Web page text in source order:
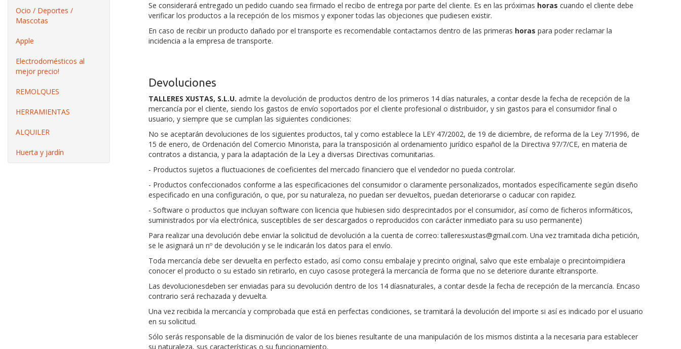
Ocio / Deportes /
Mascotas
Apple
Electrodomésticos al
mejor precio!
REMOLQUES
HERRAMIENTAS
ALQUILER
Huerta y jardín
Se considerará entregado un pedido cuando sea firmado el recibo de entrega por parte del cliente. Es en las próximas horas cuando el cliente debe
verificar los productos a la recepción de los mismos y exponer todas las objeciones que pudiesen existir.
En caso de recibir un producto dañado por el transporte es recomendable contactarnos dentro de las primeras horas para poder reclamar la
incidencia a la empresa de transporte.
Devoluciones
TALLERES XUSTAS, S.L.U. admite la devolución de productos dentro de los primeros 14 días naturales, a contar desde la fecha de recepción de la
mercancía por el cliente, siendo los gastos de envío soportados por el cliente profesional o distribuidor, y sin gastos para el consumidor final o
usuario, y siempre que se cumplan las siguientes condiciones:
No se aceptarán devoluciones de los siguientes productos, tal y como establece la LEY 47/2002, de 19 de diciembre, de reforma de la Ley 7/1996, de
15 de enero, de Ordenación del Comercio Minorista, para la transposición al ordenamiento jurídico español de la Directiva 97/7/CE, en materia de
contratos a distancia, y para la adaptación de la Ley a diversas Directivas comunitarias.
- Productos sujetos a fluctuaciones de coeficientes del mercado financiero que el vendedor no pueda controlar.
- Productos confeccionados conforme a las especificaciones del consumidor o claramente personalizados, montados específicamente según diseño
especificado en una configuración, o que, por su naturaleza, no puedan ser devueltos, puedan deteriorarse o caducar con rapidez.
- Software o productos que incluyan software con licencia que hubiesen sido desprecintados por el consumidor, así como de ficheros informáticos,
suministrados por vía electrónica, susceptibles de ser descargados o reproducidos con carácter inmediato para su uso permanente)
Para realizar una devolución debe enviar la solicitud de devolución a la cuenta de correo:talleresxustas@gmail.com. Una vez tramitada dicha petición,
se le asignará un nº de devolución y se le indicarán los datos para el envío.
Toda mercancía debe ser devuelta en perfecto estado, así como consu embalaje y precinto original, salvo que este embalaje o precintoimpidiera
conocer el producto o su estado sin retirarlo, en cuyo casose protegerá la mercancía de forma que no se deteriore durante eltransporte.
Las devolucionesdeben ser enviadas para su devolución dentro de los 14 díasnaturales, a contar desde la fecha de recepción de la mercancía. Encaso
contrario será rechazada y devuelta.
Una vez recibida la mercancía y comprobada que está en perfectas condiciones, se tramitará la devolución del importe si así es indicado por el usuario
en su solicitud.
Sólo serás responsable de la disminución de valor de los bienes resultante de una manipulación de los mismos distinta a la necesaria para establecer
su naturaleza, sus características o su funcionamiento.